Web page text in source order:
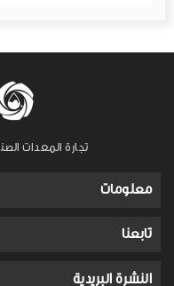
تجارة المعدات
معلومات
تابعنا
النشرة البريدية